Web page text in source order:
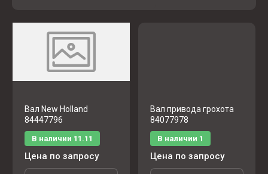
Цена - убывание
Цена - возрастание
Название - Я-А
Вал New Holland
84447796
В наличии 11.11
Цена по запросу
Вал привода грохота
84077978
В наличии 1
Цена по запросу